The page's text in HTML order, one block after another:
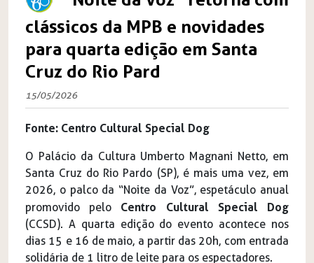
clássicos da MPB e novidades
para quarta edição em Santa
Cruz do Rio Pard
15/05/2026
Fonte: Centro Cultural Special Dog
O Palácio da Cultura Umberto Magnani Netto, em
Santa Cruz do Rio Pardo (SP), é mais uma vez, em
2026, o palco da “Noite da Voz”, espetáculo anual
promovido pelo Centro Cultural Special Dog
(CCSD). A quarta edição do evento acontece nos
dias 15 e 16 de maio, a partir das 20h, com entrada
solidária de 1 litro de leite para os espectadores.